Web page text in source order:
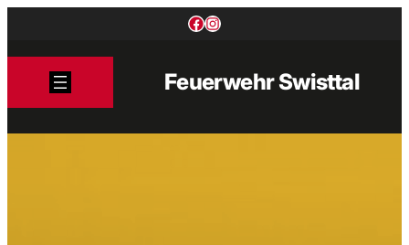
Facebook
Instagram
Feuerwehr Swisttal